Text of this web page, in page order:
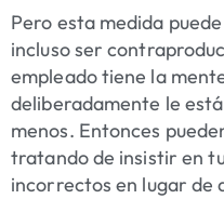
Pero esta medida
incluso ser
empleado tiene la
deliberadamente le
menos. Entonces
tratando de insistir en
incorrectos en lugar de